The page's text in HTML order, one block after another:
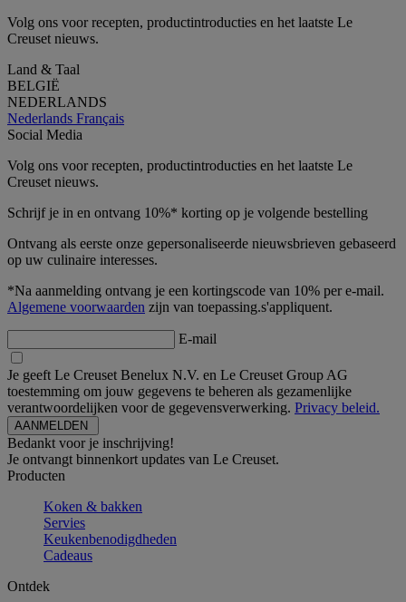
Volg ons voor recepten, productintroducties en het laatste Le
Creuset nieuws.
Land & Taal
BELGIË
NEDERLANDS
Nederlands Français
Social Media
Volg ons voor recepten, productintroducties en het laatste Le
Creuset nieuws.
Schrijf je in en ontvang 10%* korting op je volgende bestelling
Ontvang als eerste onze gepersonaliseerde nieuwsbrieven gebaseerd
op uw culinaire interesses.
*Na aanmelding ontvang je een kortingscode van 10% per e-mail.
Algemene voorwaarden zijn van toepassing.s'appliquent.
E-mail
Je geeft Le Creuset Benelux N.V. en Le Creuset Group AG
toestemming om jouw gegevens te beheren als gezamenlijke
verantwoordelijken voor de gegevensverwerking. Privacy beleid.
Bedankt voor je inschrijving!
Je ontvangt binnenkort updates van Le Creuset.
Producten
Koken & bakken
Servies
Keukenbenodigdheden
Cadeaus
Ontdek